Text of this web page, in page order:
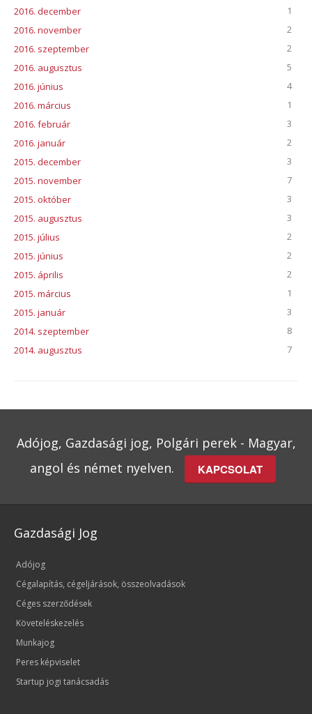
2016. december
1
2016. november
2
2016. szeptember
2
2016. augusztus
5
2016. június
4
2016. március
1
2016. február
3
2016. január
2
2015. december
3
2015. november
7
2015. október
3
2015. augusztus
3
2015. július
2
2015. június
2
2015. április
2
2015. március
1
2015. január
3
2014. szeptember
8
2014. augusztus
7
Adójog, Gazdasági jog, Polgári perek - Magyar,
angol és német nyelven.
KAPCSOLAT
Gazdasági Jog
Adójog
Cégalapítás, cégeljárások, összeolvadások
Céges szerződések
Követeléskezelés
Munkajog
Peres képviselet
Startup jogi tanácsadás